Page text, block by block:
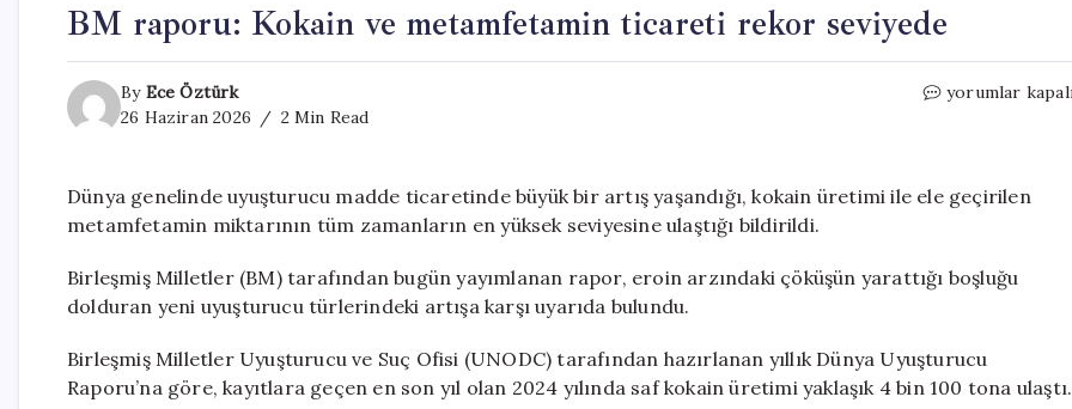
BM raporu: Kokain ve metamfetamin ticareti rekor seviyede
By Ece Öztürk
26 Haziran 2026
2 Min Read
BM
metamfetamin
seviyede
için
yorumlar
Dünya genelinde uyuşturucu madde ticaretinde büyük bir artış yaşandığı, kokain üretimi ile ele geçirilen
metamfetamin miktarının tüm zamanların en yüksek seviyesine ulaştığı bildirildi.
Birleşmiş Milletler (BM) tarafından bugün yayımlanan rapor, eroin arzındaki çöküşün yarattığı boşluğu
dolduran yeni uyuşturucu türlerindeki artışa karşı uyarıda bulundu.
Birleşmiş Milletler Uyuşturucu ve Suç Ofisi (UNODC) tarafından hazırlanan yıllık Dünya Uyuşturucu
Raporu’na göre, kayıtlara geçen en son yıl olan 2024 yılında saf kokain üretimi yaklaşık 4 bin 100 tona ulaştı.